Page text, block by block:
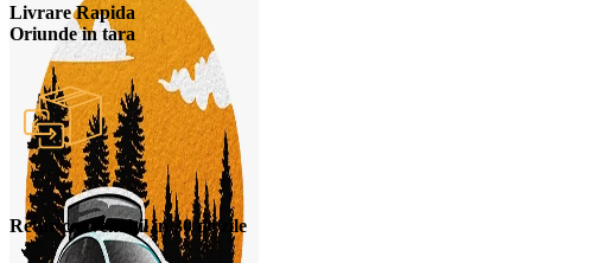
Livrare Rapida
Oriunde in tara
Retur convenabil in 30 de zile